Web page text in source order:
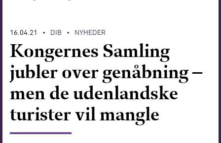
16.04.21 • DIB • NYHEDER
Kongernes Samling
jubler over genåbning –
men de udenlandske
turister vil mangle